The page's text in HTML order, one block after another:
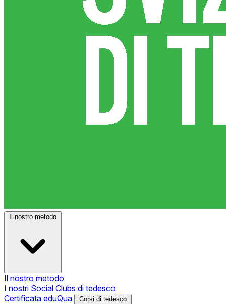
Il nostro metodo
Il nostro metodo
I nostri Social Clubs di tedesco
Certificata eduQua
Corsi di tedesco